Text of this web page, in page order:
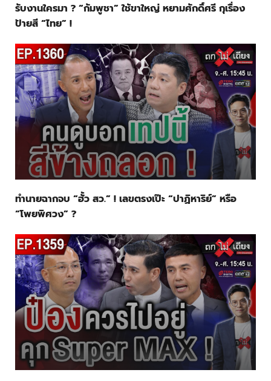
รับงานใครมา ? “กัมพูชา” ใช้ขาใหญ่ หยามศักดิ์ศรี กุเรื่อง
ป้ายสี “ไทย” !
ทำนายฉากจบ “ฮั้ว สว.” ! เลขตรงเป๊ะ “ปาฏิหาริย์” หรือ
“โพยพิศวง” ?